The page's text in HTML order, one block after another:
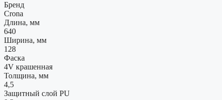
Бренд
Crona
Длина, мм
640
Ширина, мм
128
Фаска
4V крашенная
Толщина, мм
4,5
Защитный слой PU